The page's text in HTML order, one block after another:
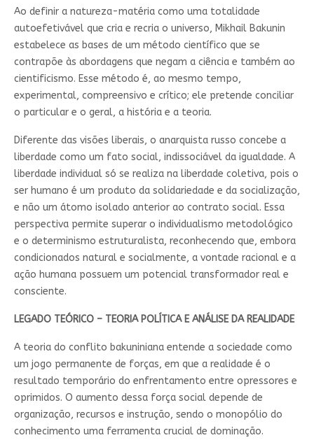
Ao definir a natureza-matéria como uma totalidade
autoefetivável que cria e recria o universo, Mikhail Bakunin
estabelece as bases de um método científico que se
contrapõe às abordagens que negam a ciência e também ao
cientificismo. Esse método é, ao mesmo tempo,
experimental, compreensivo e crítico; ele pretende conciliar
o particular e o geral, a história e a teoria.
Diferente das visões liberais, o anarquista russo concebe a
liberdade como um fato social, indissociável da igualdade. A
liberdade individual só se realiza na liberdade coletiva, pois o
ser humano é um produto da solidariedade e da socialização,
e não um átomo isolado anterior ao contrato social. Essa
perspectiva permite superar o individualismo metodológico
e o determinismo estruturalista, reconhecendo que, embora
condicionados natural e socialmente, a vontade racional e a
ação humana possuem um potencial transformador real e
consciente.
LEGADO TEÓRICO – TEORIA POLÍTICA E ANÁLISE DA REALIDADE
A teoria do conflito bakuniniana entende a sociedade como
um jogo permanente de forças, em que a realidade é o
resultado temporário do enfrentamento entre opressores e
oprimidos. O aumento dessa força social depende de
organização, recursos e instrução, sendo o monopólio do
conhecimento uma ferramenta crucial de dominação.